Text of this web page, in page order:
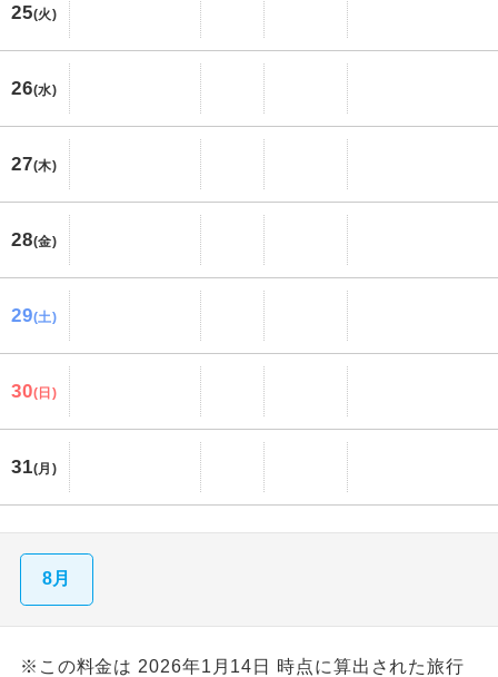
25(火)
26(水)
27(木)
28(金)
29(土)
30(日)
31(月)
8月
※この料金は 2026年1月14日 時点に算出された旅行